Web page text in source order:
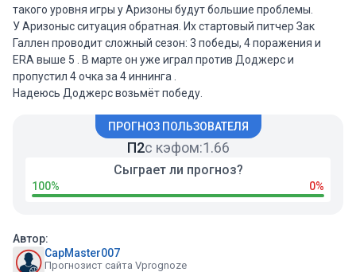
такого уровня игры у Аризоны будут большие проблемы.
У Аризоныс ситуация обратная. Их стартовый питчер Зак
Галлен проводит сложный сезон: 3 победы, 4 поражения и
ERA выше 5 . В марте он уже играл против Доджерс и
пропустил 4 очка за 4 иннинга .
Надеюсь Доджерс возьмёт победу.
ПРОГНОЗ ПОЛЬЗОВАТЕЛЯ
П2с кэфом:1.66
100%
Сыграет ли прогноз?
0%
Автор:
CapMaster007
Прогнозист сайта Vprognoze